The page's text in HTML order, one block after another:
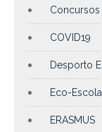
Concursos
COVID19
Desporto
Eco-
ERASMUS